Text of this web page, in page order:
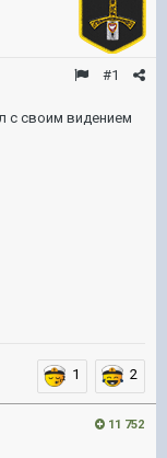
#1
с своим видением
1 2
11 752